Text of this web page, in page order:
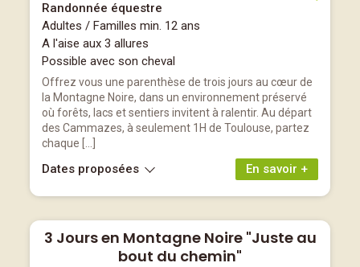
Randonnée équestre
Adultes / Familles min. 12 ans
A l'aise aux 3 allures
Possible avec son cheval
Offrez vous une parenthèse de trois jours au cœur de
la Montagne Noire, dans un environnement préservé
où forêts, lacs et sentiers invitent à ralentir. Au départ
des Cammazes, à seulement 1H de Toulouse, partez
chaque […]
En savoir +
Dates proposées
3 Jours en Montagne Noire "Juste au
bout du chemin"